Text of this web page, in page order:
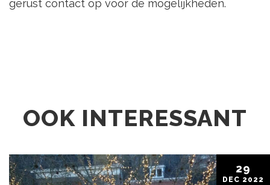
gerust contact op voor de mogelijkheden.
OOK INTERESSANT
29
DEC 2022